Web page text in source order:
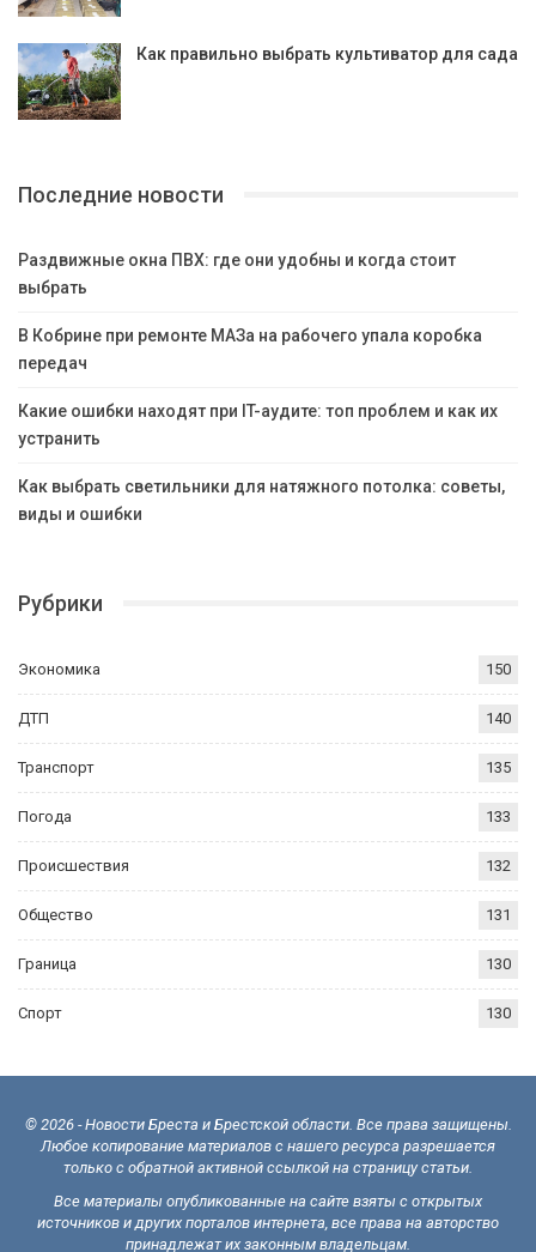
Как правильно выбрать культиватор для сада
Последние новости
Раздвижные окна ПВХ: где они удобны и когда стоит
выбрать
В Кобрине при ремонте МАЗа на рабочего упала коробка
передач
Какие ошибки находят при IT-аудите: топ проблем и как их
устранить
Как выбрать светильники для натяжного потолка: советы,
виды и ошибки
Рубрики
Экономика 150
ДТП 140
Транспорт 135
Погода 133
Происшествия 132
Общество 131
Граница 130
Спорт 130
© 2026 - Новости Бреста и Брестской области. Все права защищены.
Любое копирование материалов с нашего ресурса разрешается
только с обратной активной ссылкой на страницу статьи.
Все материалы опубликованные на сайте взяты с открытых
источников и других порталов интернета, все права на авторство
принадлежат их законным владельцам.